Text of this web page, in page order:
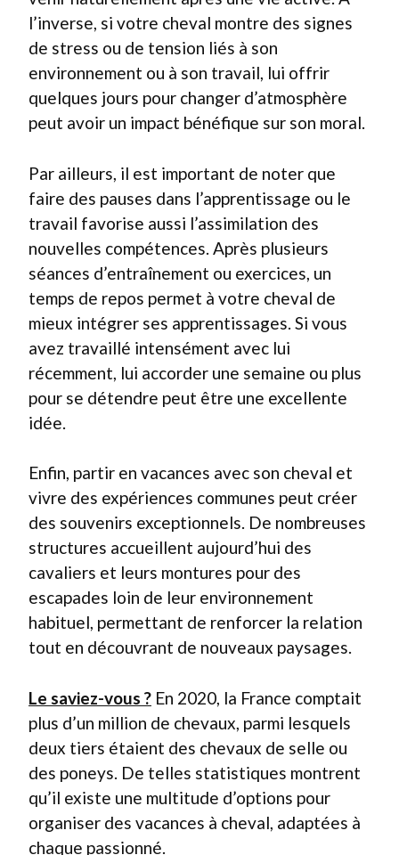
l’inverse, si votre cheval montre des signes
de stress ou de tension liés à son
environnement ou à son travail, lui offrir
quelques jours pour changer d’atmosphère
peut avoir un impact bénéfique sur son moral.
Par ailleurs, il est important de noter que
faire des pauses dans l’apprentissage ou le
travail favorise aussi l’assimilation des
nouvelles compétences. Après plusieurs
séances d’entraînement ou exercices, un
temps de repos permet à votre cheval de
mieux intégrer ses apprentissages. Si vous
avez travaillé intensément avec lui
récemment, lui accorder une semaine ou plus
pour se détendre peut être une excellente
idée.
Enfin, partir en vacances avec son cheval et
vivre des expériences communes peut créer
des souvenirs exceptionnels. De nombreuses
structures accueillent aujourd’hui des
cavaliers et leurs montures pour des
escapades loin de leur environnement
habituel, permettant de renforcer la relation
tout en découvrant de nouveaux paysages.
Le saviez-vous ? En 2020, la France comptait
plus d’un million de chevaux, parmi lesquels
deux tiers étaient des chevaux de selle ou
des poneys. De telles statistiques montrent
qu’il existe une multitude d’options pour
organiser des vacances à cheval, adaptées à
chaque passionné.